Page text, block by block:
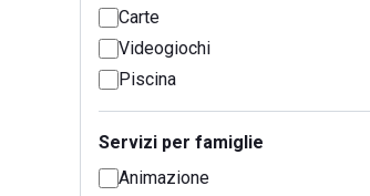
Carte
Videogiochi
Piscina
Servizi per famiglie
Animazione